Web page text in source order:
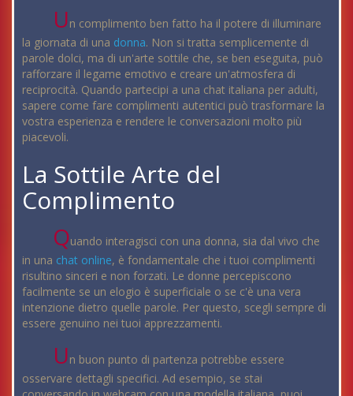
Un complimento ben fatto ha il potere di illuminare
la giornata di una donna. Non si tratta semplicemente di
parole dolci, ma di un'arte sottile che, se ben eseguita, può
rafforzare il legame emotivo e creare un'atmosfera di
reciprocità. Quando partecipi a una chat italiana per adulti,
sapere come fare complimenti autentici può trasformare la
vostra esperienza e rendere le conversazioni molto più
piacevoli.
La Sottile Arte del
Complimento
Quando interagisci con una donna, sia dal vivo che
in una chat online, è fondamentale che i tuoi complimenti
risultino sinceri e non forzati. Le donne percepiscono
facilmente se un elogio è superficiale o se c'è una vera
intenzione dietro quelle parole. Per questo, scegli sempre di
essere genuino nei tuoi apprezzamenti.
Un buon punto di partenza potrebbe essere
osservare dettagli specifici. Ad esempio, se stai